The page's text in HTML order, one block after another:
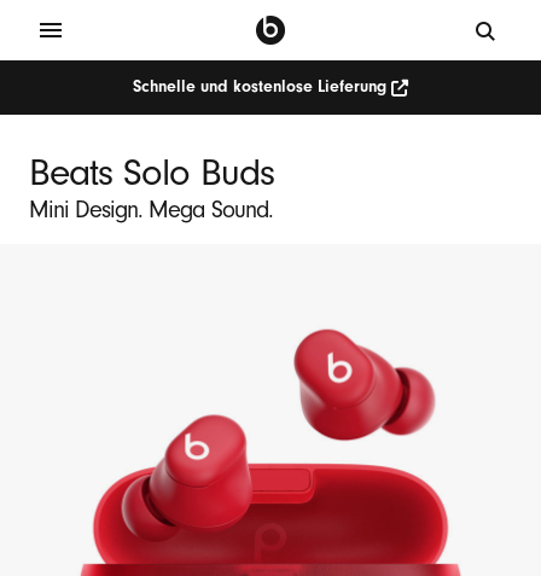
Schnelle und kostenlose Lieferung
Beats Solo Buds
Mini Design. Mega Sound.